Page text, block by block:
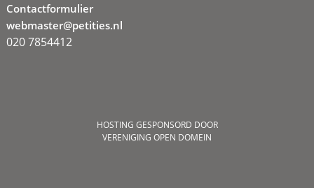
Contactformulier
webmaster@petities.nl
020 7854412
HOSTING GESPONSORD DOOR
VERENIGING OPEN DOMEIN